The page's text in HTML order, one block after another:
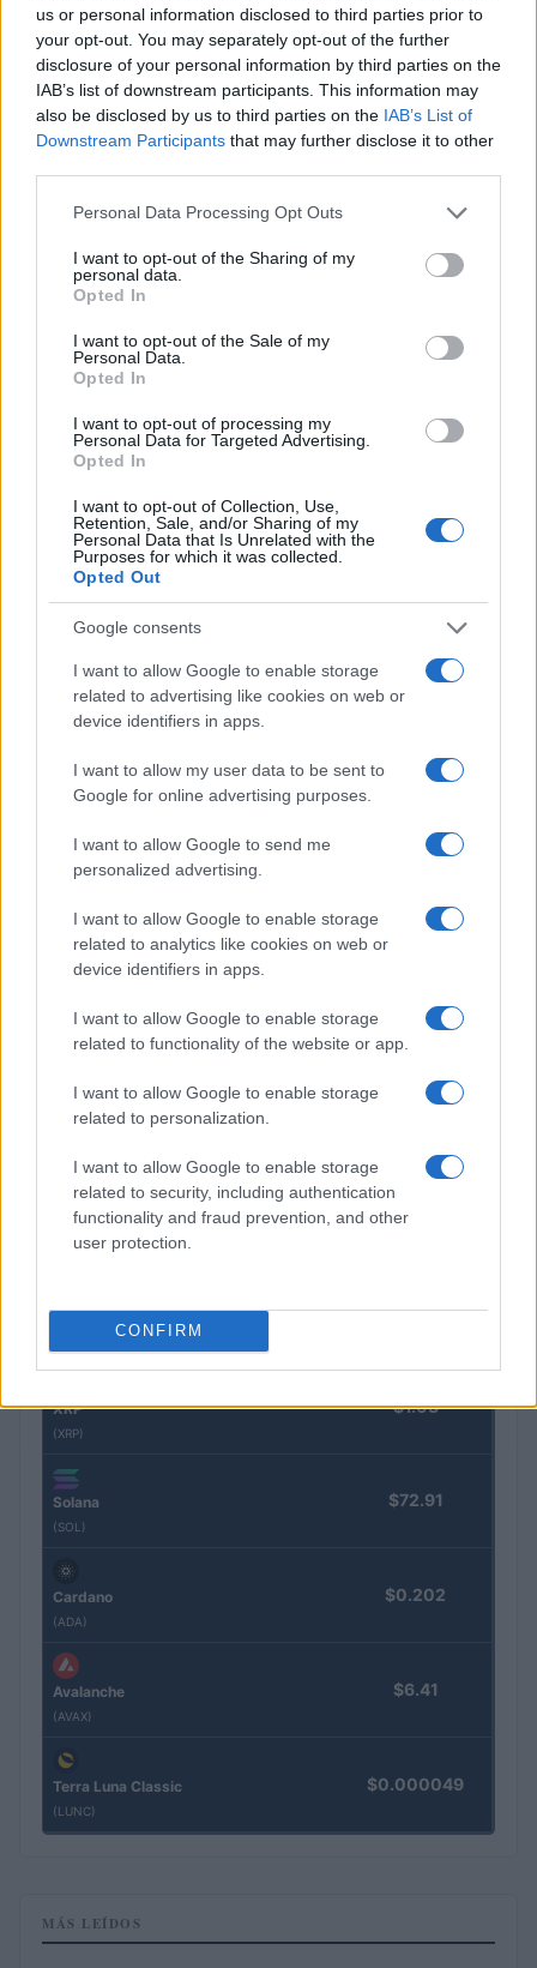
us or personal information disclosed to third parties prior to
your opt-out. You may separately opt-out of the further
disclosure of your personal information by third parties on the
IAB’s list of downstream participants. This information may
also be disclosed by us to third parties on the IAB’s List of
Downstream Participants that may further disclose it to other
Please note that this website/app uses one or more Google
not limited to your visit or usage behaviour. You may click to
grant or deny consent to Google and its third-party tags to
use your data for below specified purposes in below Google
consent section.
Personal Data Processing Opt Outs
I want to opt-out of the Sharing of my
personal data.
Opted In
I want to opt-out of the Sale of my
Personal Data.
Opted In
I want to opt-out of processing my
Personal Data for Targeted Advertising.
Opted In
I want to opt-out of Collection, Use,
Retention, Sale, and/or Sharing of my
Personal Data that Is Unrelated with the
Purposes for which it was collected.
Opted Out
Google consents
I want to allow Google to enable storage
related to advertising like cookies on web or
device identifiers in apps.
I want to allow my user data to be sent to
Google for online advertising purposes.
I want to allow Google to send me
personalized advertising.
I want to allow Google to enable storage
related to analytics like cookies on web or
device identifiers in apps.
I want to allow Google to enable storage
related to functionality of the website or app.
I want to allow Google to enable storage
related to personalization.
I want to allow Google to enable storage
related to security, including authentication
functionality and fraud prevention, and other
user protection.
CONFIRM
Brent cae un 8.3% y arrastra a las materias primas en agosto
Lucía Herrera · 6 Ago 2026
NEWS
El petróleo Brent cae un 8.46% y arrastra a las materias
primas
NEWS
El Brent cae un 8.46% y arrastra a las materias primas
Nombre Precio
Bitcoin
Ethereum
(ETH)
$1,904.64
BNB $587.40
XRP
(XRP)
$1.03
Solana
(SOL)
$72.91
Cardano
(ADA)
$0.202
Avalanche
(AVAX)
$6.41
Terra Luna Classic
(LUNC)
$0.000049
MÁS LEÍDOS